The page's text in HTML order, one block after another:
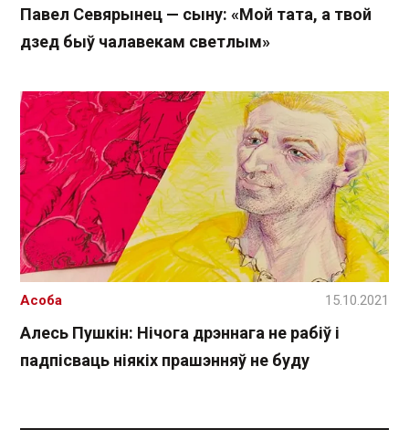
Павел Севярынец — сыну: «Мой тата, а твой
дзед быў чалавекам светлым»
Алесь Пушкін: Нічога дрэннага не рабіў і
падпісваць ніякіх прашэнняў не буду
Асоба 15.10.2021